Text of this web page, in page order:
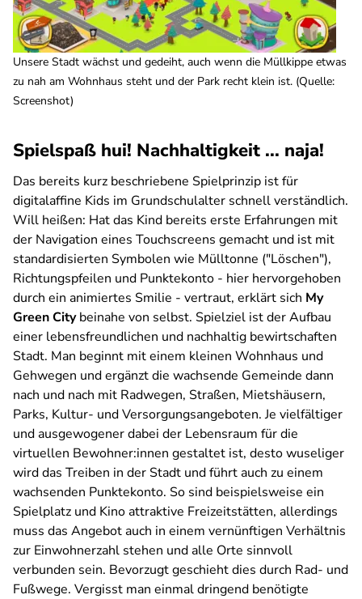
Unsere Stadt wächst und gedeiht, auch wenn die Müllkippe etwas
zu nah am Wohnhaus steht und der Park recht klein ist. (Quelle:
Screenshot)
Spielspaß hui! Nachhaltigkeit ... naja!
Das bereits kurz beschriebene Spielprinzip ist für
digitalaffine Kids im Grundschulalter schnell verständlich.
Will heißen: Hat das Kind bereits erste Erfahrungen mit
der Navigation eines Touchscreens gemacht und ist mit
standardisierten Symbolen wie Mülltonne ("Löschen"),
Richtungspfeilen und Punktekonto - hier hervorgehoben
durch ein animiertes Smilie - vertraut, erklärt sich My
Green Citybeinahe von selbst. Spielziel ist der Aufbau
einer lebensfreundlichen und nachhaltig bewirtschaften
Stadt. Man beginnt mit einem kleinen Wohnhaus und
Gehwegen und ergänzt die wachsende Gemeinde dann
nach und nach mit Radwegen, Straßen, Mietshäusern,
Parks, Kultur- und Versorgungsangeboten. Je vielfältiger
und ausgewogener dabei der Lebensraum für die
virtuellen Bewohner:innen gestaltet ist, desto wuseliger
wird das Treiben in der Stadt und führt auch zu einem
wachsenden Punktekonto. So sind beispielsweise ein
Spielplatz und Kino attraktive Freizeitstätten, allerdings
muss das Angebot auch in einem vernünftigen Verhältnis
zur Einwohnerzahl stehen und alle Orte sinnvoll
verbunden sein. Bevorzugt geschieht dies durch Rad- und
Fußwege. Vergisst man einmal dringend benötigte